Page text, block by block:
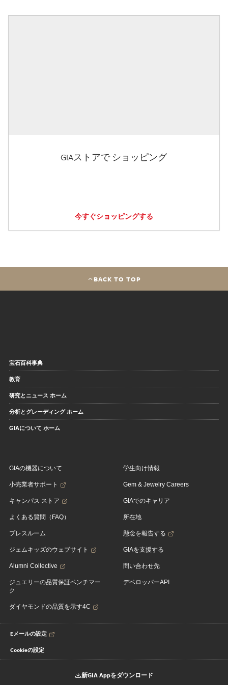
GIAストアで ショッピング
今すぐショッピングする
BACK TO TOP
宝石百科事典
教育
研究とニュース ホーム
分析とグレーディング ホーム
GIAについて ホーム
GIAの機器について
小売業者サポート
キャンパス ストア
よくある質問（FAQ）
プレスルーム
ジェムキッズのウェブサイト
Alumni Collective
ジュエリーの品質保証ベンチマー
ク
ダイヤモンドの品質を示す4C
学生向け情報
Gem & Jewelry Careers
GIAでのキャリア
所在地
懸念を報告する
GIAを支援する
問い合わせ先
デベロッパーAPI
Eメールの設定
Cookieの設定
新GIA Appをダウンロード